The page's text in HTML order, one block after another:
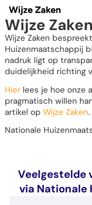
Wijze Zaken
Wijze Zaken
Huizenmaatschappij
nadruk ligt op
duidelijkheid richting
Hier lees je hoe onze
pragmatisch willen
artikel op Wijze Zaken.
Nationale
Veelgestelde
via Nationale